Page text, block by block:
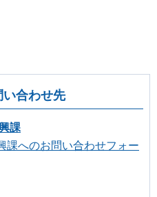
い合わせ先
課
課へのお問い合わせフォー